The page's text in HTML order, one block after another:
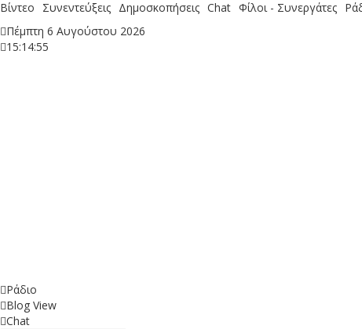
Βίντεο Συνεντεύξεις Δημοσκοπήσεις Chat Φίλοι - Συνεργάτες
Πέμπτη 6 Αυγούστου 2026
15:14:56
Ράδιο
Blog View
Chat